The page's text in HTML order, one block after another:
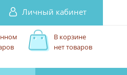
Личный кабинет
В корзине
нет товаров